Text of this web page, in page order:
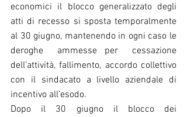
economici il blocco generalizzato degli
atti di recesso si sposta temporalmente
al 30 giugno, mantenendo in ogni caso le
deroghe  ammesse per  cessazione
dell’attività, fallimento, accordo collettivo
con il sindacato a livello aziendale di
incentivo all’esodo.
Dopo il 30 giugno il blocco dei